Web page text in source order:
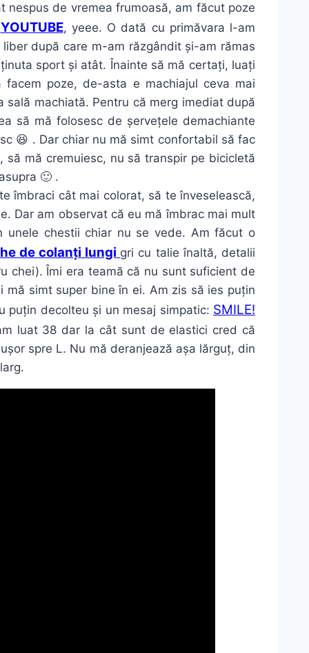
de vremea frumoasă, am făcut poze
YOUTUBE, yeee. O dată cu primăvara l-am
după care m-am răzgândit și-am rămas
sport și atât. Înainte să mă certați, luați
poze, de-asta e machiajul ceva mai
machiată. Pentru că merg imediat după
să mă folosesc de șervețele demachiante
😆 . Dar chiar nu mă simt confortabil să fac
mă cremuiesc, nu să transpir pe bicicletă
🙂 .
îmbraci cât mai colorat, să te înveselească,
Dar am observat că eu mă îmbrac mai mult
chestii chiar nu se vede. Am făcut o
de colanți lungi gri cu talie înaltă, detalii
chei). Îmi era teamă că nu sunt suficient de
simt super bine în ei. Am zis să ies puțin
puțin decolteu și un mesaj simpatic: SMILE!
luat 38 dar la cât sunt de elastici cred că
spre L. Nu mă deranjează așa lărguț, din